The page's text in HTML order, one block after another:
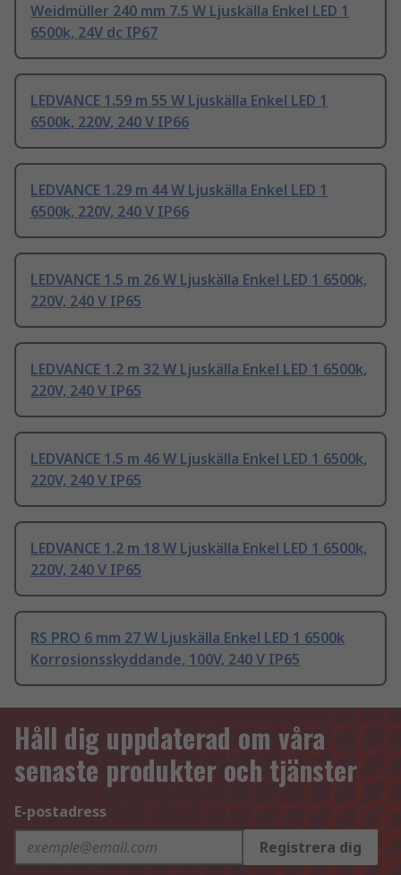
Weidmüller 240 mm 7.5 W Ljuskälla Enkel LED 1
6500k, 24V dc IP67
LEDVANCE 1.59 m 55 W Ljuskälla Enkel LED 1
6500k, 220V, 240 V IP66
LEDVANCE 1.29 m 44 W Ljuskälla Enkel LED 1
6500k, 220V, 240 V IP66
LEDVANCE 1.5 m 26 W Ljuskälla Enkel LED 1 6500k,
220V, 240 V IP65
LEDVANCE 1.2 m 32 W Ljuskälla Enkel LED 1 6500k,
220V, 240 V IP65
LEDVANCE 1.5 m 46 W Ljuskälla Enkel LED 1 6500k,
220V, 240 V IP65
LEDVANCE 1.2 m 18 W Ljuskälla Enkel LED 1 6500k,
220V, 240 V IP65
RS PRO 6 mm 27 W Ljuskälla Enkel LED 1 6500k
Korrosionsskyddande, 100V, 240 V IP65
Håll dig uppdaterad om våra
senaste produkter och tjänster
E-postadress
Registrera dig